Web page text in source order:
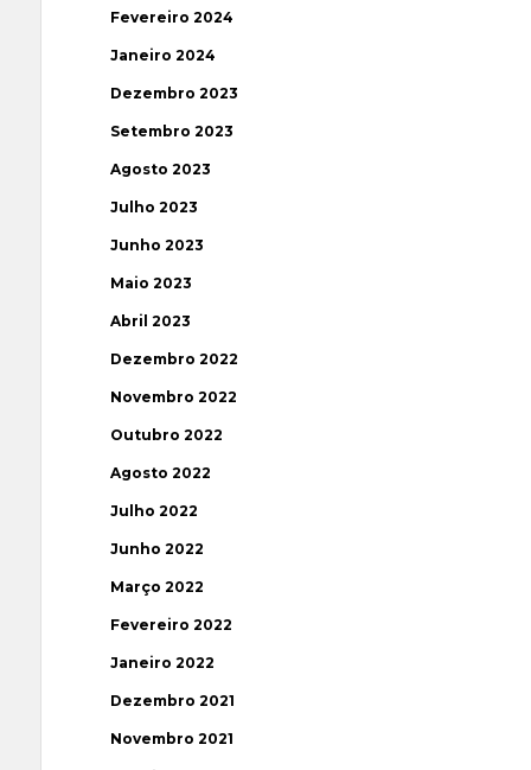
Fevereiro 2024
Janeiro 2024
Dezembro 2023
Setembro 2023
Agosto 2023
Julho 2023
Junho 2023
Maio 2023
Abril 2023
Dezembro 2022
Novembro 2022
Outubro 2022
Agosto 2022
Julho 2022
Junho 2022
Março 2022
Fevereiro 2022
Janeiro 2022
Dezembro 2021
Novembro 2021